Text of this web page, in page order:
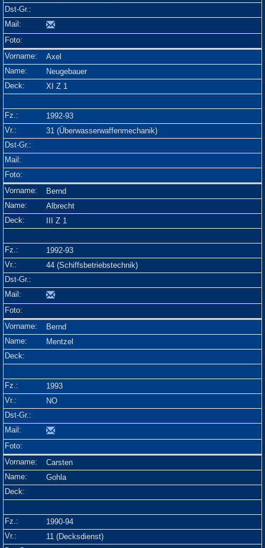
Axel
Neugebauer
XI Z 1
1992-93
31 (Überwasserwaffenmechanik)
Bernd
Albrecht
III Z 1
1992-93
44 (Schiffsbetriebstechnik)
Bernd
Mentzel
1993
NO
Carsten
Gohla
1990-94
11 (Decksdienst)